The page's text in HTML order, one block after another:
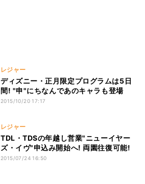
レジャー
ディズニー・正月限定プログラムは5日
間! "申"にちなんであのキャラも登場
2015/10/20 17:17
レジャー
TDL・TDSの年越し営業"ニューイヤー
ズ・イヴ"申込み開始へ! 両園往復可能!
2015/07/24 16:50